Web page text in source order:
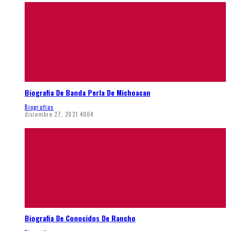
Biografia De Banda Perla De Michoacan
Biografias
diciembre 27, 2021 4004
Biografia De Conocidos De Rancho